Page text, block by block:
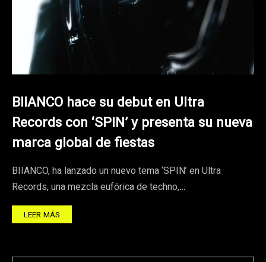
BIIANCO hace su debut en Ultra
Records con ‘SPIN’ y presenta su nueva
marca global de fiestas
BIIANCO, ha lanzado un nuevo tema ‘SPIN’ en Ultra
Records, una mezcla eufórica de techno,…
LEER MÁS